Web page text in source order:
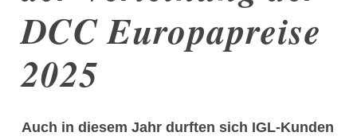
DCC Europapreise
2025
Auch in diesem Jahr durften sich IGL-Kunden